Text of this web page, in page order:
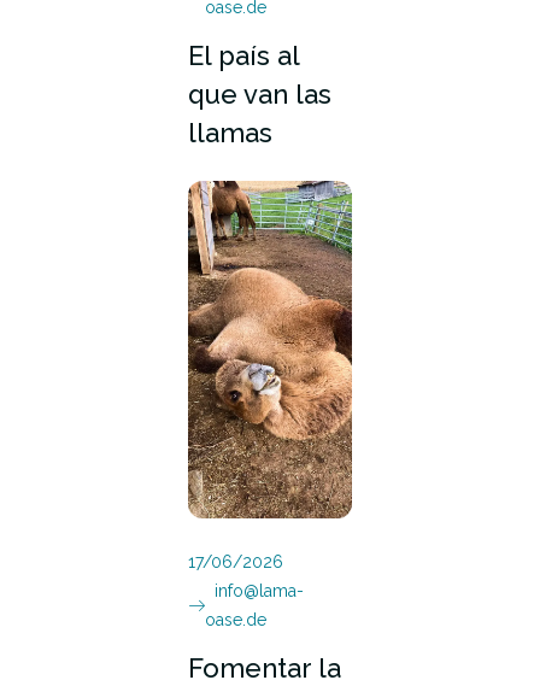
oase.de
El país al
que van las
llamas
17/06/2026
info@lama-
oase.de
Fomentar la